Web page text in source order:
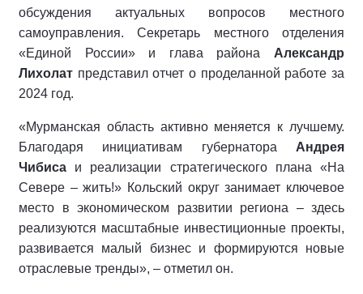
обсуждения актуальных вопросов местного
самоуправления. Секретарь местного отделения
«Единой России» и глава района Александр
Лихолат представил отчет о проделанной работе за
2024 год.
«Мурманская область активно меняется к лучшему.
Благодаря инициативам губернатора Андрея
Чибиса и реализации стратегического плана «На
Севере – жить!» Кольский округ занимает ключевое
место в экономическом развитии региона – здесь
реализуются масштабные инвестиционные проекты,
развивается малый бизнес и формируются новые
отраслевые тренды», – отметил он.